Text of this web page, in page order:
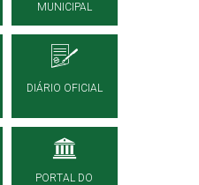
MUNICIPAL
DIÁRIO OFICIAL
PORTAL DO